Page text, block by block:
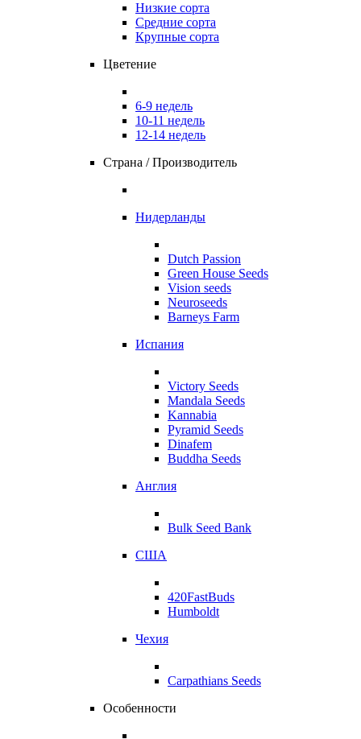
Низкие сорта
Средние сорта
Крупные сорта
Цветение
6-9 недель
10-11 недель
12-14 недель
Страна / Производитель
Нидерланды
Dutch Passion
Green House Seeds
Vision seeds
Neuroseeds
Barneys Farm
Испания
Victory Seeds
Mandala Seeds
Kannabia
Pyramid Seeds
Dinafem
Buddha Seeds
Англия
Bulk Seed Bank
США
420FastBuds
Humboldt
Чехия
Carpathians Seeds
Особенности